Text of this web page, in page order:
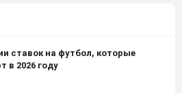
ставок на футбол, которые
в 2026 году